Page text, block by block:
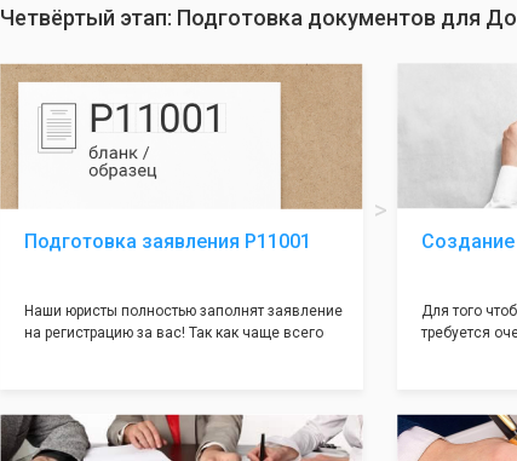
Четвёртый этап: Подготовка документов для
Подготовка заявления Р11001
Наши юристы полностью заполнят заявление
на регистрацию за вас! Так как чаще всего
большая часть отказов - наши юристы с
многолетним опытом работы возьмут всё
Для того
требуется
Наша
уникальный